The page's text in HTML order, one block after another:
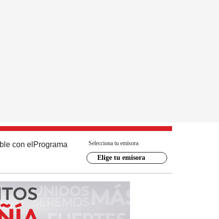
con el Programa Selecciona tu emisora
Elige tu emisora